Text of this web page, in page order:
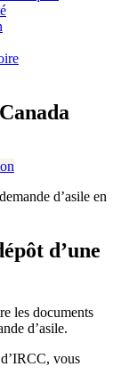
d’asile en
d’une
les documents
d’asile.
vous